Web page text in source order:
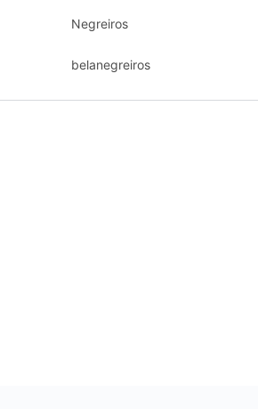
Negreiros
belanegreiros